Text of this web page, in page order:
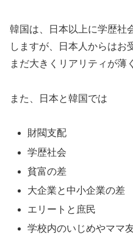
韓国は、日本以上に学歴社
しますが、日本人からはお
まだ大きくリアリティが薄
また、日本と韓国では
財閥支配
学歴社会
貧富の差
大企業と中小企業の差
エリートと庶民
学校内のいじめやママ